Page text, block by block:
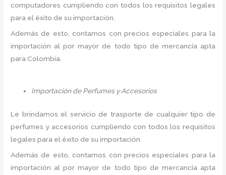
computadores cumpliendo con todos los requisitos legales
para el éxito de su importación.
Además de esto, contamos con precios especiales para la
importación al por mayor de todo tipo de mercancía apta
para Colombia.
Importación de Perfumes y Accesorios
Le brindamos el servicio de trasporte de cualquier tipo de
perfumes y accesorios cumpliendo con todos los requisitos
legales para el éxito de su importación.
Además de esto, contamos con precios especiales para la
importación al por mayor de todo tipo de mercancía apta